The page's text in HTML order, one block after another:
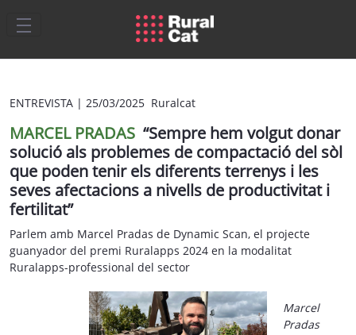
Salta al contingut principal
ENTREVISTA | 25/03/2025 Ruralcat
MARCEL PRADAS “Sempre hem volgut donar
solució als problemes de compactació del sòl
que poden tenir els diferents terrenys i les
seves afectacions a nivells de productivitat i
fertilitat”
Parlem amb Marcel Pradas de Dynamic Scan, el projecte
guanyador del premi Ruralapps 2024 en la modalitat
Ruralapps-professional del sector
Marcel
Pradas